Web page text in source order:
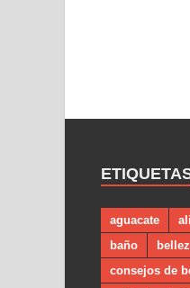
aguacate
baño
consejos de